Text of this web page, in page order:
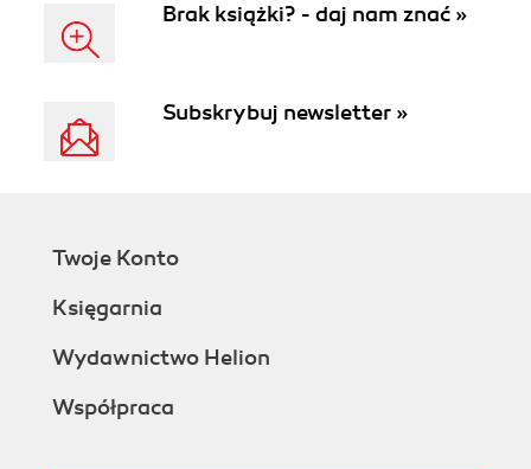
Brak książki? - daj nam znać »
Subskrybuj newsletter »
Twoje Konto
Księgarnia
Wydawnictwo Helion
Współpraca